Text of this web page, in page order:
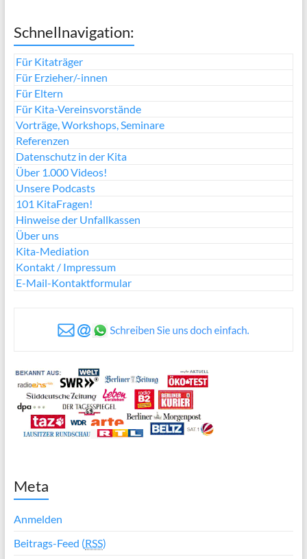
Schnellnavigation:
Für Kitaträger
Für Erzieher/-innen
Für Eltern
Für Kita-Vereinsvorstände
Vorträge, Workshops, Seminare
Referenzen
Datenschutz in der Kita
Über 1.000 Videos!
Unsere Podcasts
101 KitaFragen!
Hinweise der Unfallkassen
Über uns
Kita-Mediation
Kontakt / Impressum
E-Mail-Kontaktformular
Meta
Anmelden
Beitrags-Feed (RSS)